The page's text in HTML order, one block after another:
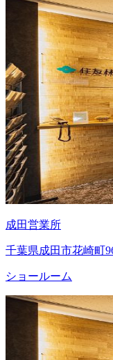
成田営業所
千葉県成田市花崎町
ショールーム